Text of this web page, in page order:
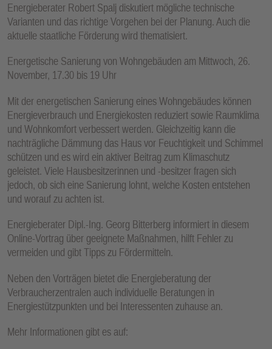
Energieberater Robert Spalj diskutiert mögliche technische
Varianten und das richtige Vorgehen bei der Planung. Auch die
aktuelle staatliche Förderung wird thematisiert.
Energetische Sanierung von Wohngebäuden am Mittwoch, 26.
November, 17.30 bis 19 Uhr
Mit der energetischen Sanierung eines Wohngebäudes können
Energieverbrauch und Energiekosten reduziert sowie Raumklima
und Wohnkomfort verbessert werden. Gleichzeitig kann die
nachträgliche Dämmung das Haus vor Feuchtigkeit und Schimmel
schützen und es wird ein aktiver Beitrag zum Klimaschutz
geleistet. Viele Hausbesitzerinnen und -besitzer fragen sich
jedoch, ob sich eine Sanierung lohnt, welche Kosten entstehen
und worauf zu achten ist.
Energieberater Dipl.-Ing. Georg Bitterberg informiert in diesem
Online-Vortrag über geeignete Maßnahmen, hilft Fehler zu
vermeiden und gibt Tipps zu Fördermitteln.­
Neben den Vorträgen bietet die Energieberatung der
Verbraucherzentralen auch individuelle Beratungen in
Energiestützpunkten und bei Interessenten zuhause an.
Mehr Informationen gibt es auf: